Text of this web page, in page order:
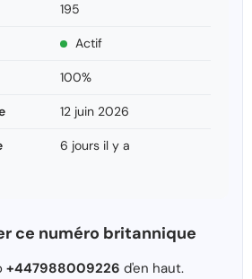
195
Actif
100%
12 juin 2026
6 jours il y a
ce numéro britannique
+447988009226 d'en haut.